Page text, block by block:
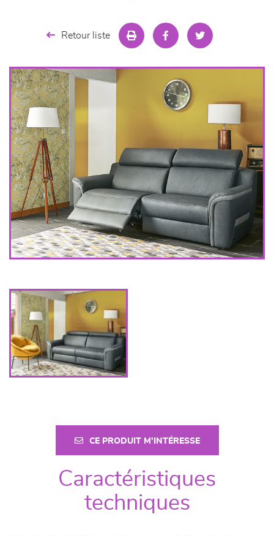
Retour liste
CE PRODUIT M'INTÉRESSE
Caractéristiques
techniques